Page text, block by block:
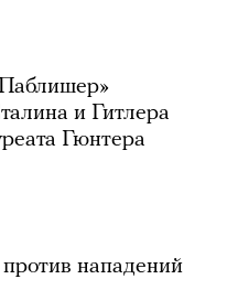
и Гитлера
Гюнтера
нападений